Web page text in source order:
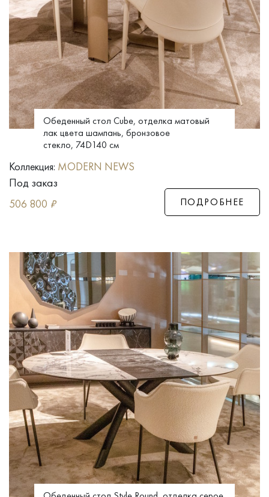
Обеденный стол Cube, отделка матовый
лак цвета шампань, бронзовое
стекло, 74D140 см
Коллекция: MODERN NEWS
Под заказ
506 800 ₽ ПОДРОБНЕЕ